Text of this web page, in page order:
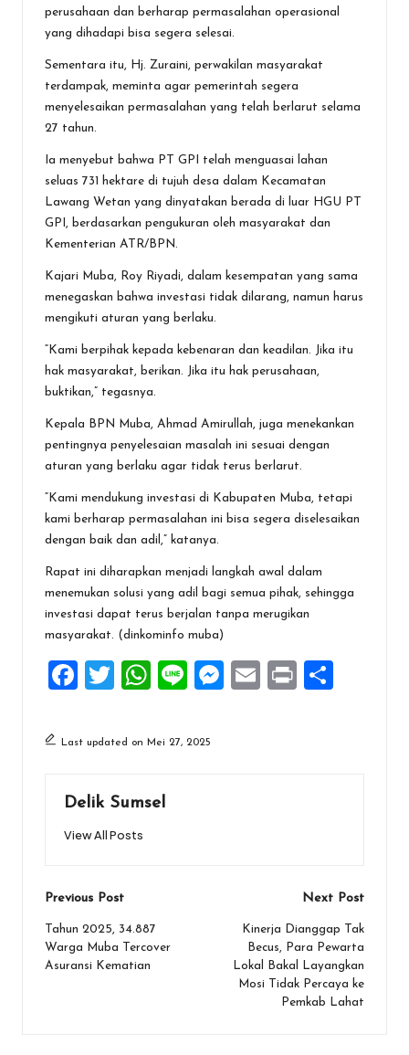
perusahaan dan berharap permasalahan operasional
yang dihadapi bisa segera selesai.
Sementara itu, Hj. Zuraini, perwakilan masyarakat
terdampak, meminta agar pemerintah segera
menyelesaikan permasalahan yang telah berlarut selama
27 tahun.
Ia menyebut bahwa PT GPI telah menguasai lahan
seluas 731 hektare di tujuh desa dalam Kecamatan
Lawang Wetan yang dinyatakan berada di luar HGU PT
GPI, berdasarkan pengukuran oleh masyarakat dan
Kementerian ATR/BPN.
Kajari Muba, Roy Riyadi, dalam kesempatan yang sama
menegaskan bahwa investasi tidak dilarang, namun harus
mengikuti aturan yang berlaku.
“Kami berpihak kepada kebenaran dan keadilan. Jika itu
hak masyarakat, berikan. Jika itu hak perusahaan,
buktikan,” tegasnya.
Kepala BPN Muba, Ahmad Amirullah, juga menekankan
pentingnya penyelesaian masalah ini sesuai dengan
aturan yang berlaku agar tidak terus berlarut.
“Kami mendukung investasi di Kabupaten Muba, tetapi
kami berharap permasalahan ini bisa segera diselesaikan
dengan baik dan adil,” katanya.
Rapat ini diharapkan menjadi langkah awal dalam
menemukan solusi yang adil bagi semua pihak, sehingga
investasi dapat terus berjalan tanpa merugikan
masyarakat. (dinkominfo muba)
F
ce
o
T
tt
W
at
A
Li
e
M
E
Pr
Last updated on Mei 27, 2025
Delik Sumsel
View All Posts
Post
navigation
Previous Post
Tahun 2025, 34.887
Warga Muba Tercover
Asuransi Kematian
Next Post
Kinerja Dianggap Tak
Becus, Para Pewarta
Lokal Bakal Layangkan
Mosi Tidak Percaya ke
Pemkab Lahat